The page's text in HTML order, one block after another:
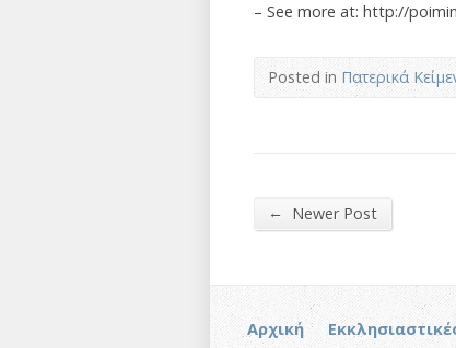
– See more at: http://
Posted inΠατερικά
← Newer Post
Αρχική